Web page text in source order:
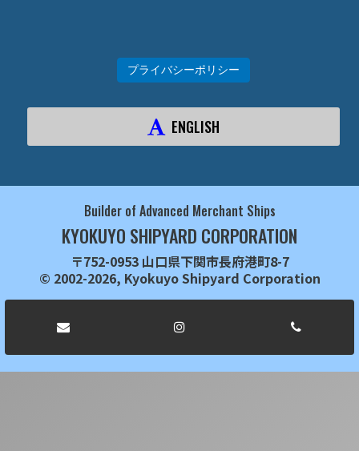
プライバシーポリシー
ENGLISH
Builder of Advanced Merchant Ships
KYOKUYO SHIPYARD CORPORATION
〒752-0953 山口県下関市長府港町8-7
© 2002-2026, Kyokuyo Shipyard Corporation